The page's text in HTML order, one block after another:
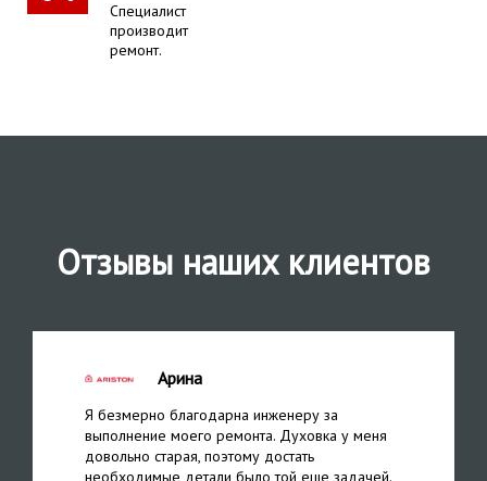
Специалист
производит
ремонт.
Отзывы наших клиентов
Арина
Я безмерно благодарна инженеру за
выполнение моего ремонта. Духовка у меня
довольно старая, поэтому достать
необходимые детали было той еще задачей.